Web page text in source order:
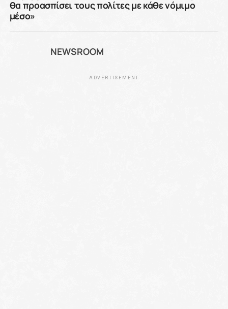
θα προασπίσει τους πολίτες με κάθε νόμιμο
μέσο»
NEWSROOM
ADVERTISEMENT